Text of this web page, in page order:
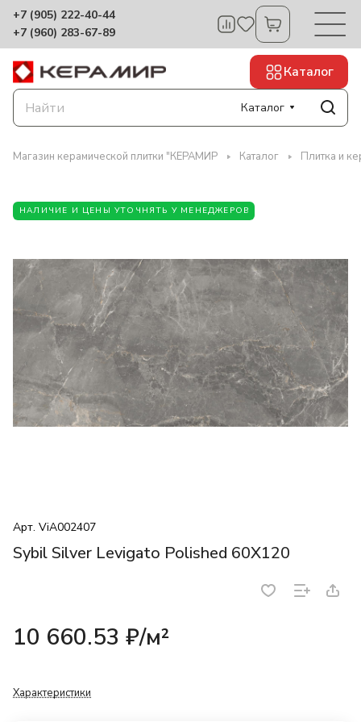
+7 (905) 222-40-44
+7 (960) 283-67-89
Каталог
Каталог
Магазин керамической плитки "КЕРАМИР Каталог Плитка и
НАЛИЧИЕ И ЦЕНЫ УТОЧНЯТЬ У МЕНЕДЖЕРОВ
Арт. ViA002407
Sybil Silver Levigato Polished 60X120
10 660.53 ₽/м²
Характеристики